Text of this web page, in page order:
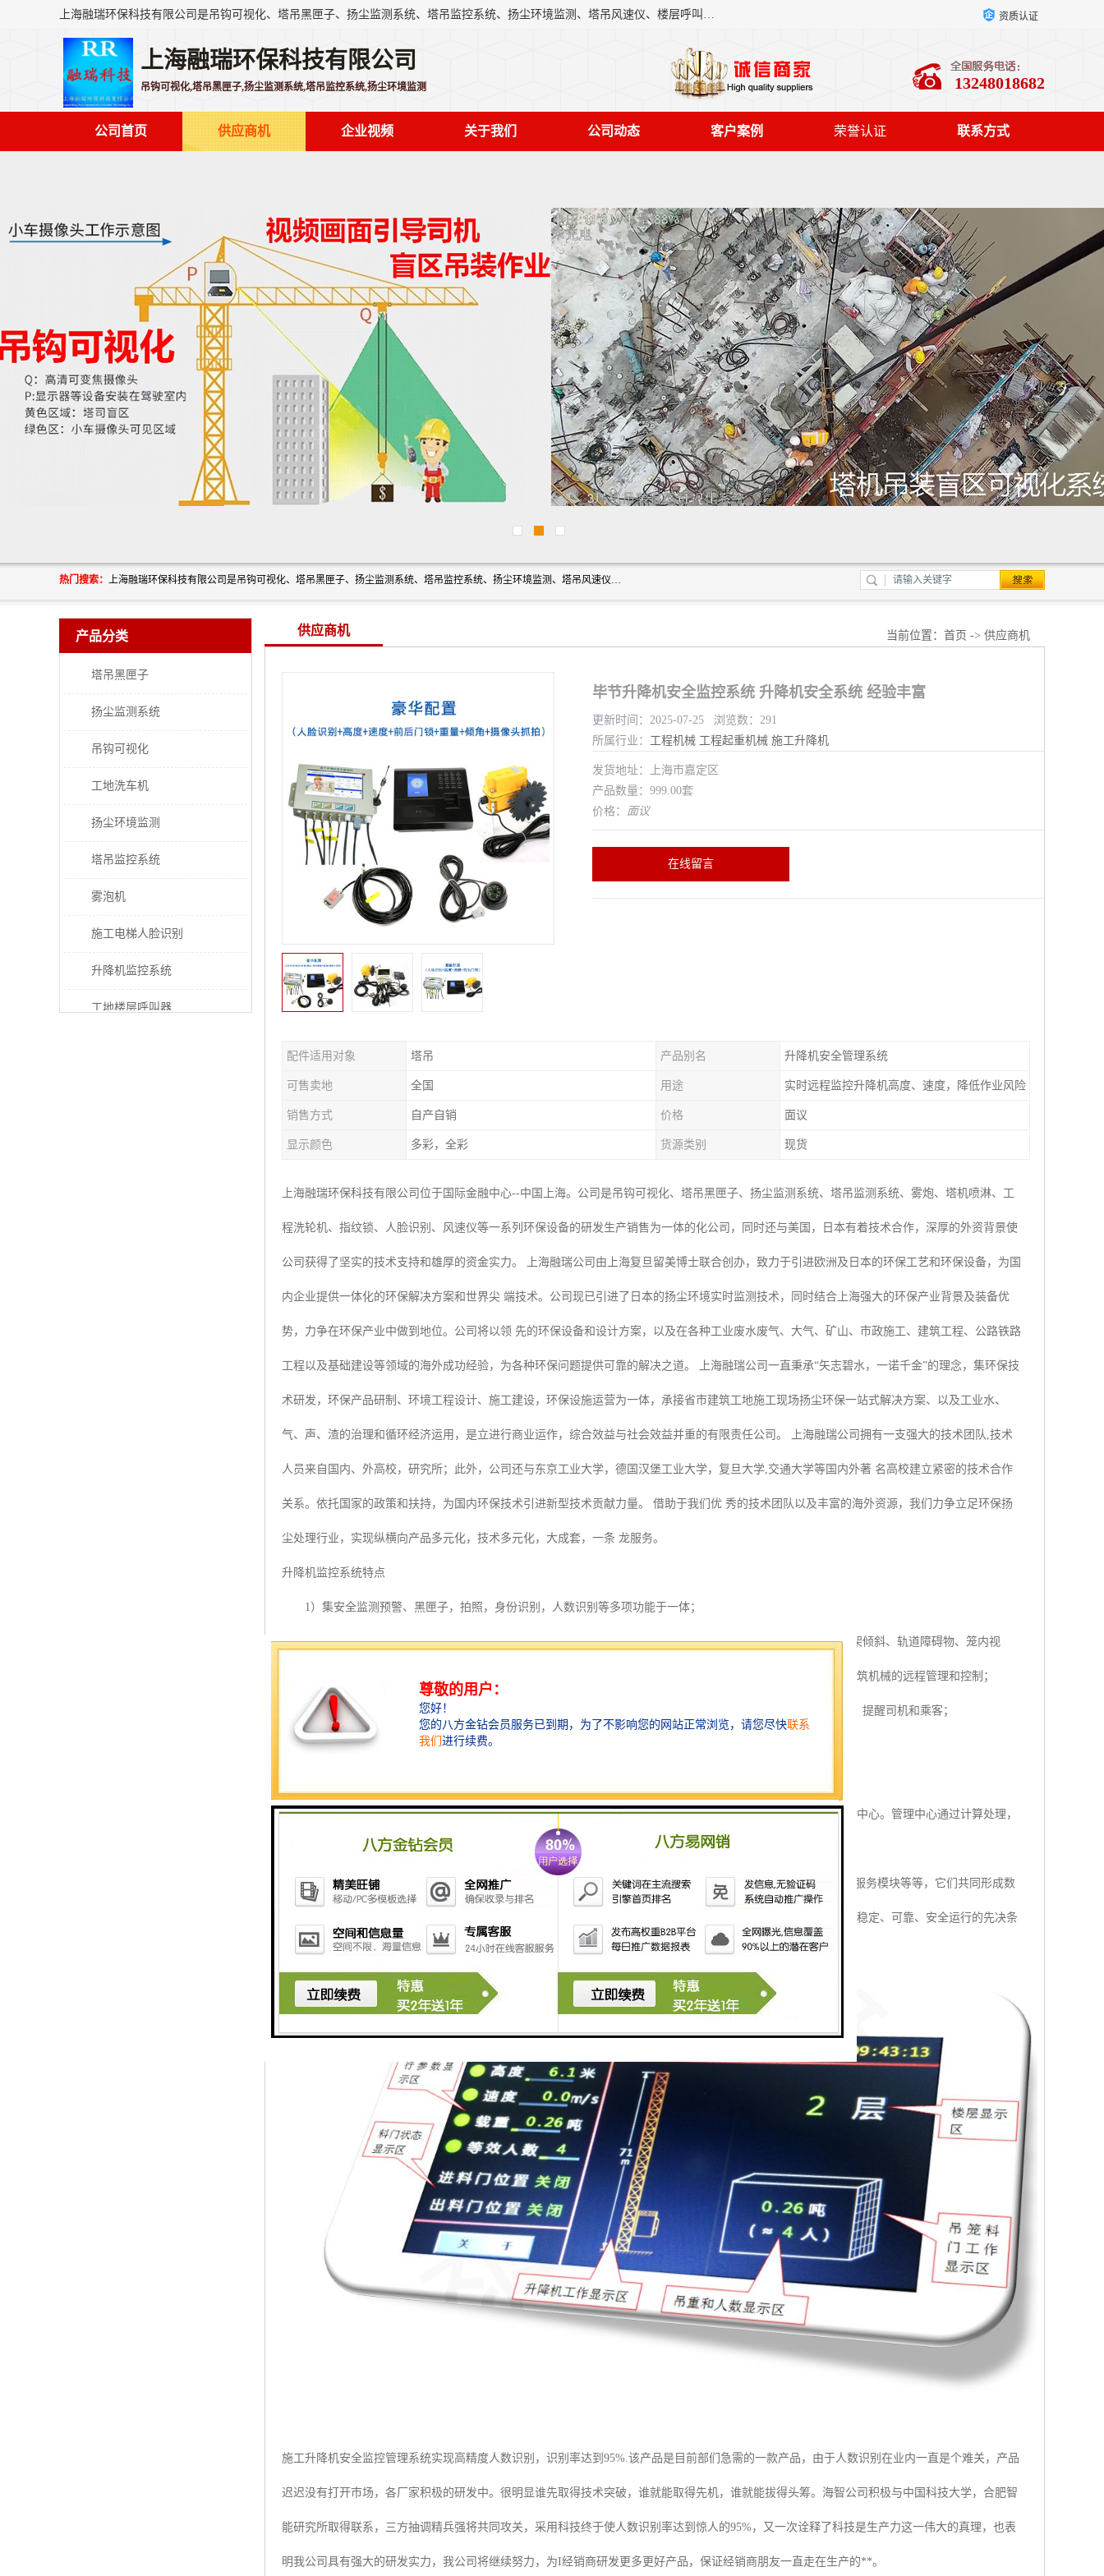
上海融瑞环保科技有限公司是吊钩可视化、塔吊黑匣子、扬尘监测系统、塔吊监控系统、扬尘环境监测、塔吊风速仪、楼层呼叫器、主令控制器、人脸识别、风速仪等一系列环保设备的研发生产销售为一体的专业化公司。 资质认证
上海融瑞环保科技有限公司
吊钩可视化,塔吊黑匣子,扬尘监测系统,塔吊监控系统,扬尘环境监测 13248018682
公司首页 供应商机 企业视频 关于我们 公司动态 客户案例 荣誉认证 联系方式
热门搜索： 上海融瑞环保科技有限公司是吊钩可视化、塔吊黑匣子、扬尘监测系统、塔吊监控系统、扬尘环境监测、塔吊风速仪、楼层呼叫器、主令控制器、人脸识别、风速仪等一系列环保设备的研发生产销售为一体的专业化公司。
产品分类
塔吊黑匣子
扬尘监测系统
吊钩可视化
工地洗车机
扬尘环境监测
塔吊监控系统
雾泡机
施工电梯人脸识别
升降机监控系统
工地楼层呼叫器
供应商机 当前位置： 首页 -> 供应商机
毕节升降机安全监控系统 升降机安全系统 经验丰富
更新时间：2025-07-25 浏览数：291
所属行业： 工程机械 工程起重机械 施工升降机
发货地址：上海市嘉定区
产品数量：999.00套
价格： 面议
在线留言
配件适用对象 塔吊 产品别名 升降机安全管理系统
可售卖地 全国 用途 实时远程监控升降机高度、速度，降低作业风险
销售方式 自产自销 价格 面议
显示颜色 多彩，全彩 货源类别 现货
上海融瑞环保科技有限公司位于国际金融中心--中国上海。公司是吊钩可视化、塔吊黑匣子、扬尘监测系统、塔吊监测系统、雾炮、塔机喷淋、工
程洗轮机、指纹锁、人脸识别、风速仪等一系列环保设备的研发生产销售为一体的化公司，同时还与美国，日本有着技术合作，深厚的外资背景使
公司获得了坚实的技术支持和雄厚的资金实力。 上海融瑞公司由上海复旦留美博士联合创办，致力于引进欧洲及日本的环保工艺和环保设备，为国
内企业提供一体化的环保解决方案和世界尖 端技术。公司现已引进了日本的扬尘环境实时监测技术，同时结合上海强大的环保产业背景及装备优
势，力争在环保产业中做到地位。公司将以领 先的环保设备和设计方案，以及在各种工业废水废气、大气、矿山、市政施工、建筑工程、公路铁路
工程以及基础建设等领域的海外成功经验，为各种环保问题提供可靠的解决之道。 上海融瑞公司一直秉承“矢志碧水，一诺千金”的理念，集环保技
术研发，环保产品研制、环境工程设计、施工建设，环保设施运营为一体，承接省市建筑工地施工现场扬尘环保一站式解决方案、以及工业水、
气、声、渣的治理和循环经济运用，是立进行商业运作，综合效益与社会效益并重的有限责任公司。 上海融瑞公司拥有一支强大的技术团队,技术
人员来自国内、外高校，研究所；此外，公司还与东京工业大学，德国汉堡工业大学，复旦大学,交通大学等国内外著 名高校建立紧密的技术合作
关系。依托国家的政策和扶持，为国内环保技术引进新型技术贡献力量。 借助于我们优 秀的技术团队以及丰富的海外资源，我们力争立足环保扬
尘处理行业，实现纵横向产品多元化，技术多元化，大成套，一条 龙服务。
升降机监控系统特点
1）集安全监测预警、黑匣子，拍照，身份识别，人数识别等多项功能于一体；
（2）九大安全监测功能：能够实时监测施工电梯的载重、人数、速度（防坠）、高度限位、门锁状态、导轨架倾斜、轨道障碍物、笼内视
频、操作人员身份管理等的安全信息，能对系统的各种危险进行有效防护，并能传输到远程的管理平台，实现对建筑机械的远程管理和控制；
（3）自动语音播报系统，在系统出现危险、电梯启动运行时、电梯达到目标层时均会自动发出语音播报系统，提醒司机和乘客；
（4）断电保护，在意外断电的情况下系统能够依靠备用电源将设备进行安全锁定，提高设备安全性。
升降机监控管理子系统是系统的模块，控制器从升降机开关量、各种传感器采集升降机的运行数据，并上报到管理中心。管理中心通过计算处理，
判断该升降机是否报警、是否联动等，并做出相应的处理，完成升降机监控管理子系统功能。
综合管理子系统是本系统核心所在，部署施工升降机安全监控管理系统，包括数据库服务模块、管理服务模块Web服务模块等等，它们共同形成数
据运算处理中心，完成各种数据信息的交互，集管理、交换、处理和存储于一体，是施工升降机安全监控管理系统稳定、可靠、安全运行的先决条
件。
施工升降机安全监控管理系统实现高精度人数识别，识别率达到95%.该产品是目前部们急需的一款产品，由于人数识别在业内一直是个难关，产品
迟迟没有打开市场，各厂家积极的研发中。很明显谁先取得技术突破，谁就能取得先机，谁就能拔得头筹。海智公司积极与中国科技大学，合肥智
能研究所取得联系，三方抽调精兵强将共同攻关，采用科技终于使人数识别率达到惊人的95%，又一次诠释了科技是生产力这一伟大的真理，也表
明我公司具有强大的研发实力，我公司将继续努力，为I经销商研发更多更好产品，保证经销商朋友一直走在生产的**。